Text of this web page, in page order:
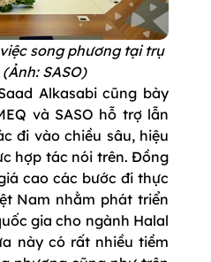
song phương tại trụ
SASO)
Alkasabi cũng bày
và SASO hỗ trợ lẫn
đi vào chiều sâu, hiệu
hợp tác nói trên. Đồng
cao các bước đi thực
Nam nhằm phát triển
gia cho ngành Halal
này có rất nhiều tiềm